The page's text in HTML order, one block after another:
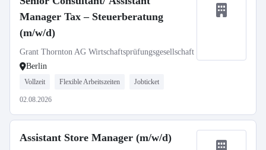
Manager Tax – Steuerberatung
(m/w/d)
Grant Thornton AG Wirtschaftsprüfungsgesellschaft
Berlin
Vollzeit Flexible Arbeitszeiten Jobticket
02.08.2026
Assistant Store Manager (m/w/d)